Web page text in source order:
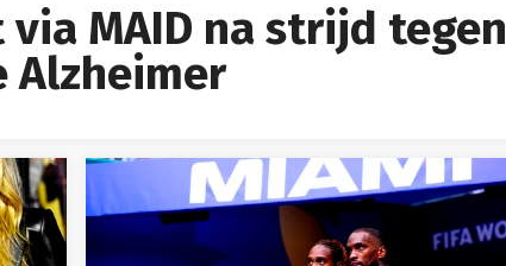
MAID na strijd tegen
Alzheimer